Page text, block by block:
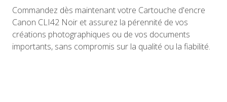
Commandez dès maintenant votre Cartouche d'encre
Canon CLI42 Noir et assurez la pérennité de vos
créations photographiques ou de vos documents
importants, sans compromis sur la qualité ou la fiabilité.